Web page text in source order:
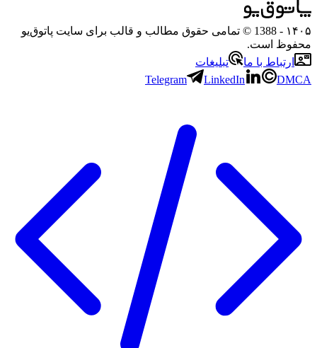
۱۴۰۵
- 1388 © تمامی حقوق مطالب و قالب برای سایت پاتوق‌یو
محفوظ است.
ارتباط با ما
تبلیغات
Telegram
LinkedIn DMCA